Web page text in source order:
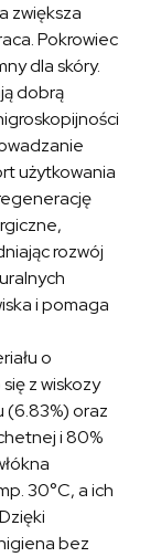
zwiększa
Pokrowiec
dla skóry.
dobrą
użytkowania
rozwój
i pomaga
o
z wiskozy
(6.83%) oraz
i 80%
30°C, a ich
bez